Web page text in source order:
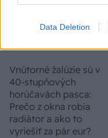
Data Deletion
Vnútorné žalúzie sú v
40-stupňových
horúčavách pasca:
Prečo z okna robia
radiátor a ako to
vyriešiť za pár eur?